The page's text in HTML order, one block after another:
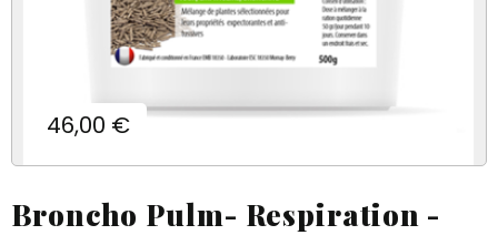
Prix
46,00 €
Broncho Pulm- Respiration -